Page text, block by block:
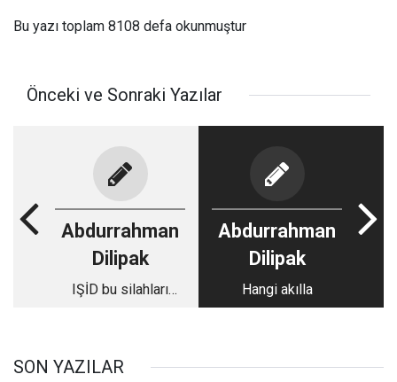
Bu yazı toplam 8108 defa okunmuştur
Önceki ve Sonraki Yazılar
Abdurrahman
Dilipak
IŞİD bu silahları
Abdurrahman
Dilipak
Hangi akılla
SON YAZILAR